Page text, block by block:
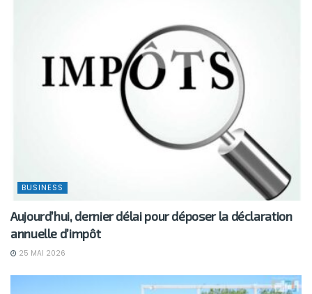
BUSINESS
Aujourd’hui, dernier délai pour déposer la déclaration
annuelle d’impôt
25 MAI 2026